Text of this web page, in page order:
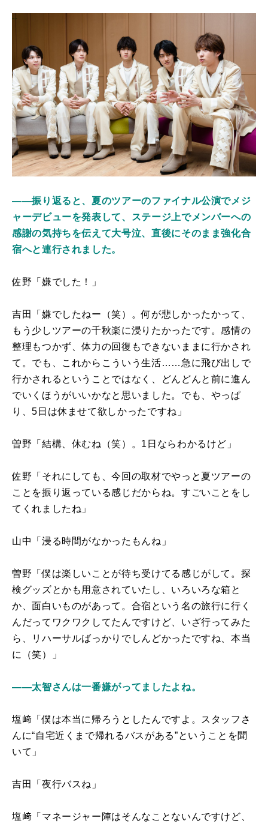
――振り返ると、夏のツアーのファイナル公演でメジ
ャーデビューを発表して、ステージ上でメンバーへの
感謝の気持ちを伝えて大号泣、直後にそのまま強化合
宿へと連行されました。
佐野「嫌でした！」
吉田「嫌でしたねー（笑）。何が悲しかったかって、
もう少しツアーの千秋楽に浸りたかったです。感情の
整理もつかず、体力の回復もできないままに行かされ
て。でも、これからこういう生活……急に飛び出しで
行かされるということではなく、どんどんと前に進ん
でいくほうがいいかなと思いました。でも、やっぱ
り、5日は休ませて欲しかったですね」
曽野「結構、休むね（笑）。1日ならわかるけど」
佐野「それにしても、今回の取材でやっと夏ツアーの
ことを振り返っている感じだからね。すごいことをし
てくれましたね」
山中「浸る時間がなかったもんね」
曽野「僕は楽しいことが待ち受けてる感じがして。探
検グッズとかも用意されていたし、いろいろな箱と
か、面白いものがあって。合宿という名の旅行に行く
んだってワクワクしてたんですけど、いざ行ってみた
ら、リハーサルばっかりでしんどかったですね、本当
に（笑）」
――太智さんは一番嫌がってましたよね。
塩﨑「僕は本当に帰ろうとしたんですよ。スタッフさ
んに“自宅近くまで帰れるバスがある”ということを聞
いて」
吉田「夜行バスね」
塩﨑「マネージャー陣はそんなことないんですけど、